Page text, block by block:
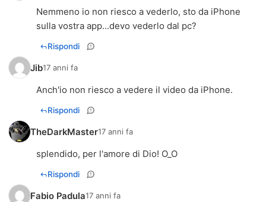
Nemmeno io non riesco a vederlo, sto da iPhone
sulla vostra app...devo vederlo dal pc?
Rispondi
Jib17 anni fa
Anch'io non riesco a vedere il video da iPhone.
Rispondi
TheDarkMaster17 anni fa
splendido, per l'amore di Dio! O_O
Rispondi
Fabio Padula17 anni fa